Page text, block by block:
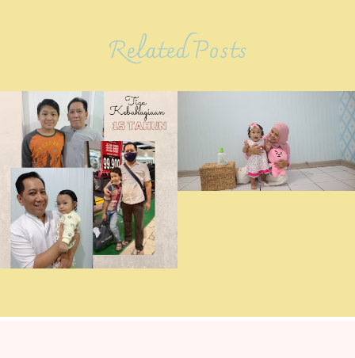
Related Posts